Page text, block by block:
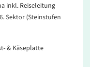
inkl. Reiseleitung
Sektor (Steinstufen
& Käseplatte